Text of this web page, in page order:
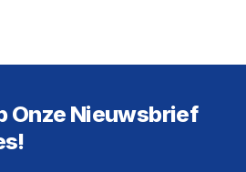
Onze Nieuwsbrief